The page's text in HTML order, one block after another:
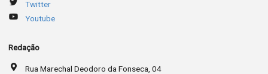
Twitter
Youtube
Redação
Rua Marechal Deodoro da Fonseca, 04